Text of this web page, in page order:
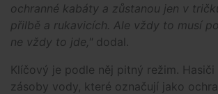
ochranné kabáty a zůstanou jen v
přilbě a rukavicích. Ale vždy to musí
ne vždy to jde," dodal.
Klíčový je podle něj pitný režim.
zásoby vody, které označují jako